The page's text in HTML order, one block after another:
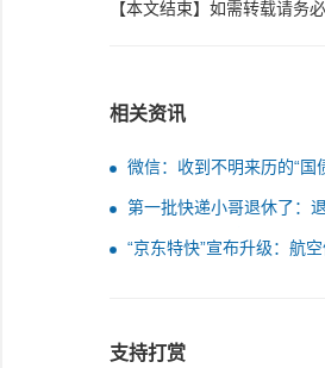
【本文结束】如需转载请务
相关资讯
微信：收到不明来历的“国
第一批快递小哥退休了：
金 儿子进入同一家公司
“京东特快”宣布升级：航
支持打赏